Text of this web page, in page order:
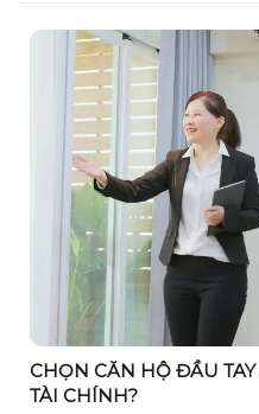
CHỌN CĂN HỘ ĐẦU
TÀI CHÍNH?